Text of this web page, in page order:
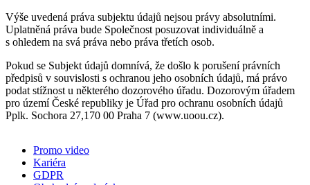
Výše uvedená práva subjektu údajů nejsou právy absolutními.
Uplatněná práva bude Společnost posuzovat individuálně a
s ohledem na svá práva nebo práva třetích osob.
Pokud se Subjekt údajů domnívá, že došlo k porušení právních
předpisů v souvislosti s ochranou jeho osobních údajů, má právo
podat stížnost u některého dozorového úřadu. Dozorovým úřadem
pro území České republiky je Úřad pro ochranu osobních údajů
Pplk. Sochora 27,170 00 Praha 7 (www.uoou.cz).
Promo video
Kariéra
GDPR